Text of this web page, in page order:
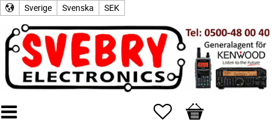
Sverige Svenska SEK
Favoriter
Kundvagn